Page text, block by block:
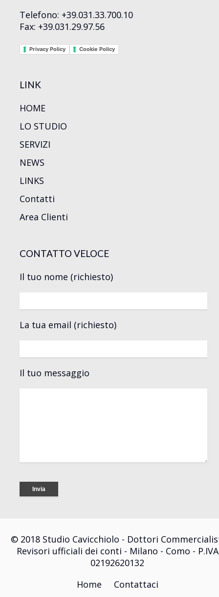
Telefono: +39.031.33.700.10
Fax: +39.031.29.97.56
Privacy Policy Cookie Policy
LINK
HOME
LO STUDIO
SERVIZI
NEWS
LINKS
Contatti
Area Clienti
CONTATTO VELOCE
Il tuo nome (richiesto)
La tua email (richiesto)
Il tuo messaggio
© 2018 Studio Cavicchiolo - Dottori
Revisori ufficiali dei conti - Milano - Como - P.IVA
02192620132
Home
Contattaci